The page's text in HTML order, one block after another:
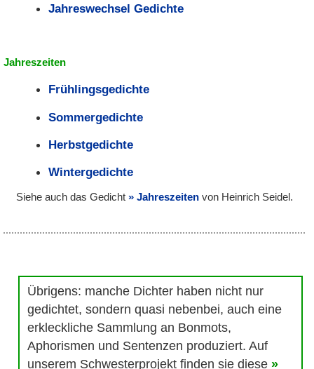
Jahreswechsel Gedichte
Jahreszeiten
Frühlingsgedichte
Sommergedichte
Herbstgedichte
Wintergedichte
Siehe auch das Gedicht Jahreszeiten von Heinrich Seidel.
Übrigens: manche Dichter haben nicht nur
gedichtet, sondern quasi nebenbei, auch eine
erkleckliche Sammlung an Bonmots,
Aphorismen und Sentenzen produziert. Auf
unserem Schwesterprojekt finden sie diese